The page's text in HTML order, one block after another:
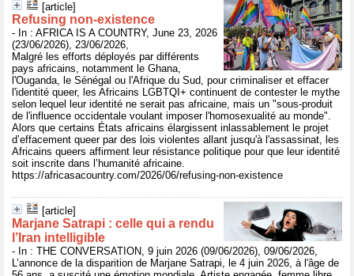
[article]
Refusing non-existence
- In : AFRICA IS A COUNTRY, June 23, 2026
(23/06/2026), 23/06/2026,
Malgré les efforts déployés par différents
pays africains, notamment le Ghana,
l'Ouganda, le Sénégal ou l'Afrique du Sud, pour criminaliser et effacer
l'identité queer, les Africains LGBTQI+ continuent de contester le mythe
selon lequel leur identité ne serait pas africaine, mais un "sous-produit
de l'influence occidentale voulant imposer l'homosexualité au monde".
Alors que certains États africains élargissent inlassablement le projet
d’effacement queer par des lois violentes allant jusqu'à l'assassinat, les
Africains queers affirment leur résistance politique pour que leur identité
soit inscrite dans l’humanité africaine.
https://africasacountry.com/2026/06/refusing-non-existence
[article]
Marjane Satrapi : celle qui a rendu
l’Iran intelligible
- In : THE CONVERSATION, 9 juin 2026 (09/06/2026), 09/06/2026,
L’annonce de la disparition de Marjane Satrapi, le 4 juin 2026, à l'âge de